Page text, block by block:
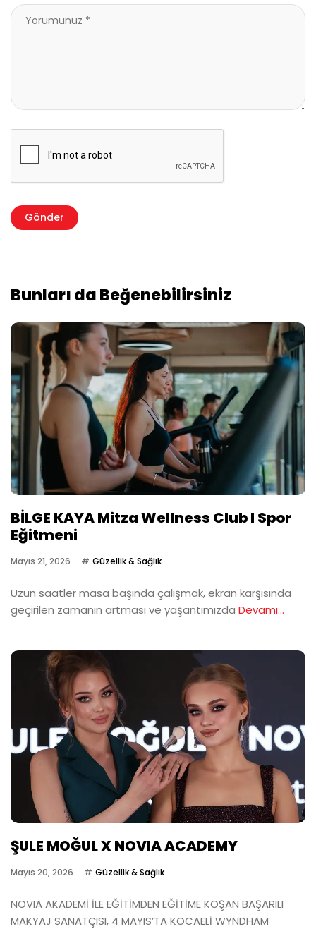
Bunları da Beğenebilirsiniz
BİLGE KAYA Mitza Wellness Club I Spor
Eğitmeni
Mayıs 21, 2026 Güzellik & Sağlık
Uzun saatler masa başında çalışmak, ekran karşısında
geçirilen zamanın artması ve yaşantımızda Devamı...
ŞULE MOĞUL X NOVIA ACADEMY
Mayıs 20, 2026 Güzellik & Sağlık
NOVIA AKADEMİ İLE EĞİTİMDEN EĞİTİME KOŞAN BAŞARILI
MAKYAJ SANATÇISI, 4 MAYIS’TA KOCAELİ WYNDHAM